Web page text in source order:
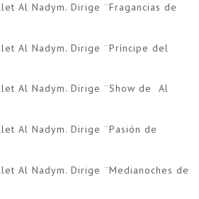
Al Nadym. Dirige ¨Fragancias de
Al Nadym. Dirige ¨Príncipe del
Al Nadym. Dirige ¨Show de Al
Al Nadym. Dirige ¨Pasión de
Al Nadym. Dirige ¨Medianoches de